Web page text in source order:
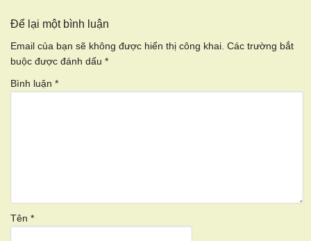
Để lại một bình luận
Email của bạn sẽ không được hiển thị công khai. Các trường bắt
buộc được đánh dấu *
Bình luận *
Tên *